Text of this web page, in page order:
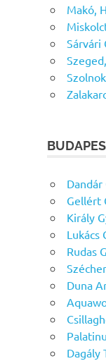
Makó,
Sárvári
Gellért
Király
Lukács
Rudas
Duna
Dagály